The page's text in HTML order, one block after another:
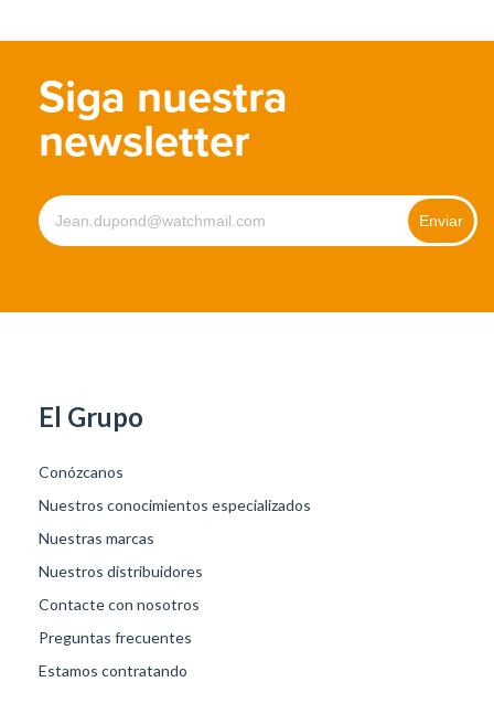
Siga nuestra
newsletter
El Grupo
Conózcanos
Nuestros conocimientos especializados
Nuestras marcas
Nuestros distribuidores
Contacte con nosotros
Preguntas frecuentes
Estamos contratando